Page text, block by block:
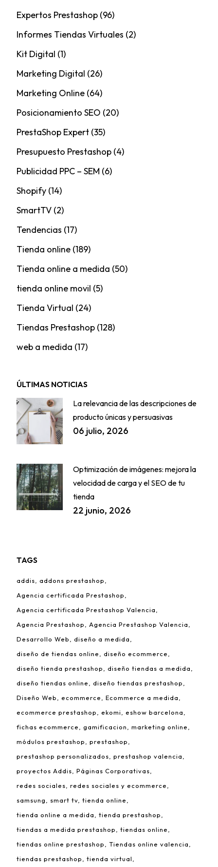
Expertos Prestashop(96)
Informes Tiendas Virtuales (2)
Kit Digital (1)
Marketing Digital (26)
Marketing Online(64)
Posicionamiento SEO (20)
PrestaShop Expert(35)
Presupuesto Prestashop(4)
Publicidad PPC – SEM (6)
Shopify(14)
SmartTV(2)
Tendencias (17)
Tienda online(189)
Tienda online a medida (50)
tienda online movil (5)
Tienda Virtual (24)
Tiendas Prestashop(128)
web a medida (17)
ÚLTIMAS NOTICIAS
La relevancia de las descripciones de
producto únicas y persuasivas
06 julio, 2026
Optimización de imágenes: mejora la
velocidad de carga y el SEO de tu
tienda
22 junio, 2026
TAGS
addis
addons prestashop
Agencia certificada Prestashop
Agencia certificada Prestashop Valencia
Agencia Prestashop
Agencia Prestashop Valencia
Desarrollo Web
diseño a medida
diseño de tiendas online
diseño ecommerce
diseño tienda prestashop
diseño tiendas a medida
diseño tiendas online
diseño tiendas prestashop
Diseño Web
ecommerce
Ecommerce a medida
ecommerce prestashop
ekomi
eshow barcelona
fichas ecommerce
gamificacion
marketing online
módulos prestashop
prestashop
prestashop personalizados
prestashop valencia
proyectos Addis
Páginas Corporativas
redes sociales
redes sociales y ecommerce
samsung
smart tv tienda online
tienda online a medida
tienda prestashop
tiendas a medida prestashop
tiendas online
tiendas online prestashop
Tiendas online valencia
tiendas prestashop
tienda virtual